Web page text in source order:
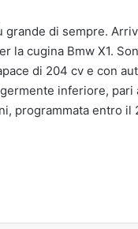
grande di sempre.
la cugina Bmw X1.
di 204 cv e con
inferiore,
programmata entro il